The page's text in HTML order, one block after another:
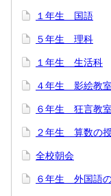
１年生 国語
５年生 理科
１年生 生活科
４年生 影絵教室
６年生 狂言教室
２年生 算数の
全校朝会
６年生 外国語